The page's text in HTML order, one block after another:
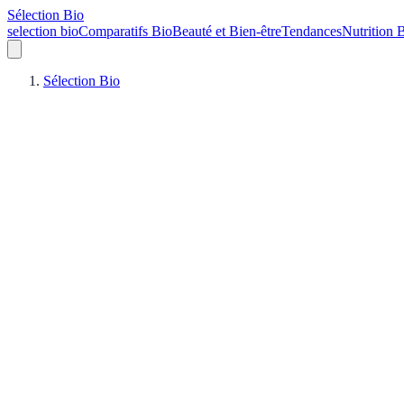
Sélection Bio
selection bioComparatifs BioBeauté et Bien-êtreTendancesNutrition
Sélection Bio